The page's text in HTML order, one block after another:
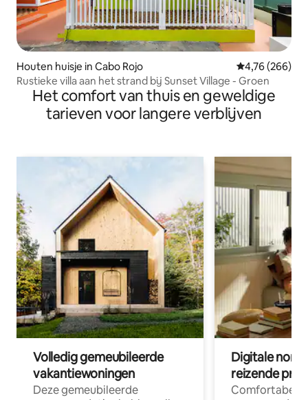
Houten huisje in Cabo Rojo Gemiddelde
4,76 (266)
Rustieke villa aan het strand bij Sunset Village - Groen
Het comfort van thuis en geweldige
tarieven voor langere verblijven
Volledig gemeubileerde
vakantiewoningen
Deze gemeubileerde
Digitale
reizende
Comfortabele